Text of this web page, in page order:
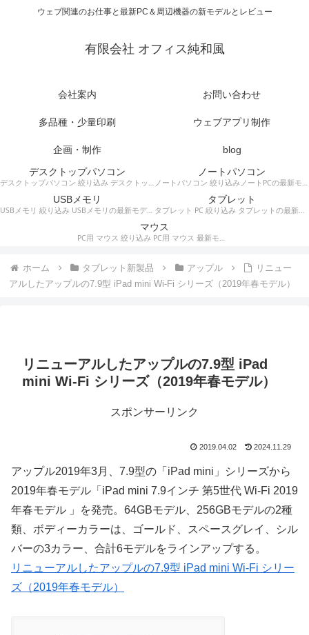
ウェブ関連のお仕事と最新PC＆周辺機器の新モデルとレビュー
有限会社 オフィス純和風
会社案内 お問い合わせ
多品種・少量印刷 ウェブアプリ制作
企画・制作
blog
デスクトップパソコン
デスクトップパソコン 絞り込み デスクトップPCの最新モデルやスペック・仕様に関する情報。
ノートパソコン
ノートパソコン 絞り込みノートPCの最新モデルやスペック・仕様に関する情報。
USBメモリ
USBメモリ 絞り込み USBメモリの最新モデルやスペック・仕様に関する情報。
タブレット
タブレット PC 絞り込み タブレットの最新モデルやスペック・仕様に関する情報。
マウス
PC用 マウス 絞り込み PC用 マウス 最新モデルやスペック・仕様に関する情報。ワイヤレスマウス、有線マウス、接続タイプなど。
ホーム タブレット新製品 アップル
リニュー
アルしたアップルの7.9型 iPad mini Wi-Fi シリーズ（2019年春モデル）
リニューアルしたアップルの7.9型 iPad
mini Wi-Fi シリーズ（2019年春モデル）
スポンサーリンク
2019.04.02 2024.11.29
アップル2019年3月、7.9型の「iPad mini」シリーズから
2019年春モデル「iPad mini 7.9インチ 第5世代 Wi-Fi 2019
年春モデル 」を発売。64GBモデル、256GBモデルの2種
類、ボディーカラーは、ゴールド、スペースグレイ、シル
バーの3カラー、合計6モデルをラインアップする。
リニューアルしたアップルの7.9型 iPad mini Wi-Fi シリー
ズ（2019年春モデル）